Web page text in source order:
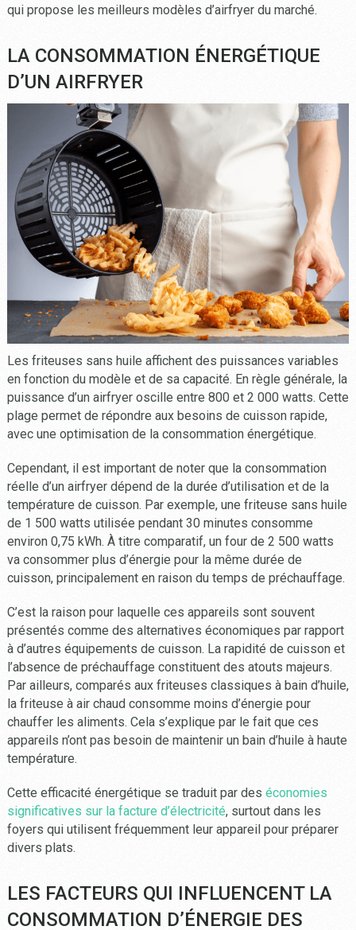
qui propose les meilleurs modèles d’airfryer du marché.
LA CONSOMMATION ÉNERGÉTIQUE
D’UN AIRFRYER
Les friteuses sans huile affichent des puissances variables
en fonction du modèle et de sa capacité. En règle générale, la
puissance d’un airfryer oscille entre 800 et 2 000 watts. Cette
plage permet de répondre aux besoins de cuisson rapide,
avec une optimisation de la consommation énergétique.
Cependant, il est important de noter que la consommation
réelle d’un airfryer dépend de la durée d’utilisation et de la
température de cuisson. Par exemple, une friteuse sans huile
de 1 500 watts utilisée pendant 30 minutes consomme
environ 0,75 kWh. À titre comparatif, un four de 2 500 watts
va consommer plus d’énergie pour la même durée de
cuisson, principalement en raison du temps de préchauffage.
C’est la raison pour laquelle ces appareils sont souvent
présentés comme des alternatives économiques par rapport
à d’autres équipements de cuisson. La rapidité de cuisson et
l’absence de préchauffage constituent des atouts majeurs.
Par ailleurs, comparés aux friteuses classiques à bain d’huile,
la friteuse à air chaud consomme moins d’énergie pour
chauffer les aliments. Cela s’explique par le fait que ces
appareils n’ont pas besoin de maintenir un bain d’huile à haute
température.
Cette efficacité énergétique se traduit par des économies
significatives sur la facture d’électricité, surtout dans les
foyers qui utilisent fréquemment leur appareil pour préparer
divers plats.
LES FACTEURS QUI INFLUENCENT LA
CONSOMMATION D’ÉNERGIE DES